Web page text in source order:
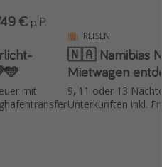
mit
€ p. P.
REISEN
🇳🇦 Namibias
Mietwagen
9, 11 oder 13
Unterkünften inkl.